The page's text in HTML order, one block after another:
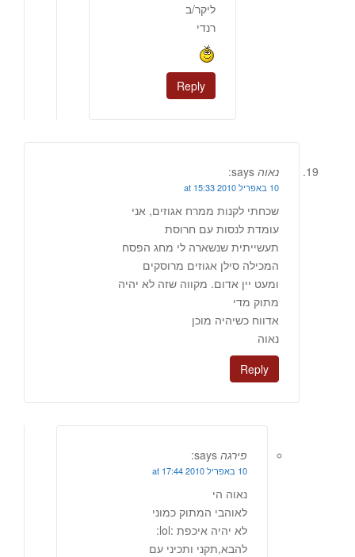
ליקר/ב
רנדי
Reply
נאוה says:
10 באפריל 2010 at 15:33
שכחתי לקנות ממרח אגוזים, אני
עומדת לנסות עם חרוסת
תעשייתית שנשארה לי מחג הפסח
המכילה סילן אגוזים מרוסקים
ומעט יין אדום. מקווה שזה לא יהיה
מתוק מדי
אדווח כשיהיה מוכן
נאוה
Reply
פירגה says:
10 באפריל 2010 at 17:44
נאוה הי
לאוהבי המתוק כמוני
לא יהיה איכפת :lol:
להבא,תקני ותכיני עם